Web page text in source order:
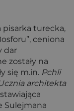
pisarka turecka,
ceniona
dar
zostały na
się m.in. Pchli
architekta
Sulejmana